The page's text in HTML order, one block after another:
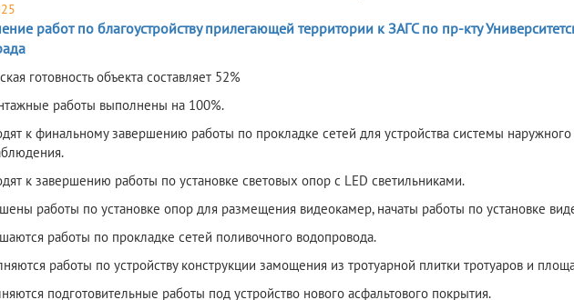
работ по благоустройству прилегающей территории к ЗАГС по пр-кту
готовность объекта составляет 52%
работы выполнены на 100%.
к финальному завершению работы по прокладке сетей для устройства системы
к завершению работы по установке световых опор с LED светильниками.
работы по установке опор для размещения видеокамер, начаты работы по установке
работы по прокладке сетей поливочного водопровода.
работы по устройству конструкции замощения из тротуарной плитки тротуаров и
подготовительные работы под устройство нового асфальтового покрытия.